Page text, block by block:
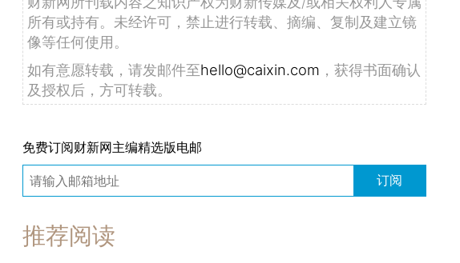
所有或持有。未经许可，禁止进行转载、摘编、复制及建立镜
像等任何使用。
如有意愿转载，请发邮件至hello@caixin.com ，获得书面确认
及授权后，方可转载。
免费订阅财新网主编精选版电邮
订阅
推荐阅读